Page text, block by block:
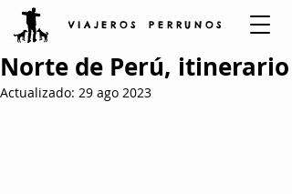
V I A J E R O S P E R R U N O S
Norte de Perú, itinerario
Actualizado: 29 ago 2023